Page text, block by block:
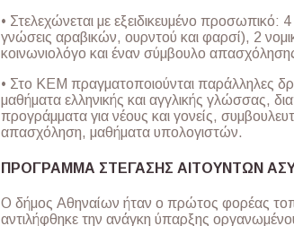
• Στελεχώνεται με εξειδικευμένο προσωπικό:
γνώσεις αραβικών, ουρντού και φαρσί), 2
κοινωνιολόγο και έναν σύμβουλο
• Στο ΚΕΜ πραγματοποιούνται παράλληλες
μαθήματα ελληνικής και αγγλικής γλώσσας,
προγράμματα για νέους και γονείς,
απασχόληση, μαθήματα υπολογιστών.
ΠΡΟΓΡΑΜΜΑ ΣΤΕΓΑΣΗΣ ΑΙΤΟΥΝΤΩΝ
O δήμος Αθηναίων ήταν ο πρώτος φορέας
αντιλήφθηκε την ανάγκη ύπαρξης